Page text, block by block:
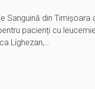
Sanguină din
pacienți cu
Lighezan,…